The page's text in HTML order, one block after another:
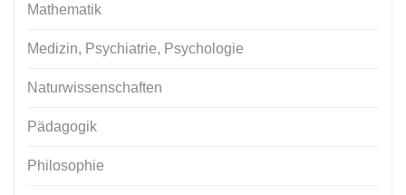
Mathematik
Medizin, Psychiatrie, Psychologie
Naturwissenschaften
Pädagogik
Philosophie